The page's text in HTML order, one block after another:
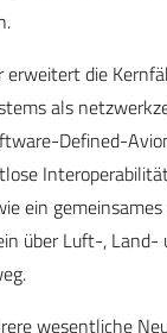
erweitert die
als
Defined-
ein
über Luft-, Land-
wesentliche